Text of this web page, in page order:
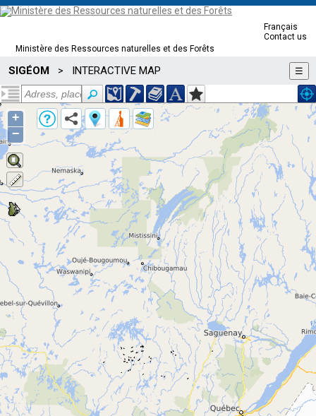
Ministère des Ressources naturelles et des Forêts
Français
Contact us
SIGÉOM > INTERACTIVE MAP ☰
+
−